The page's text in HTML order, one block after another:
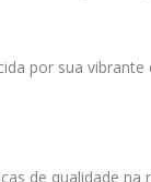
por sua
de qualidade